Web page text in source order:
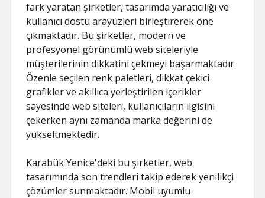
fark yaratan şirketler, tasarımda yaratıcılığı ve
kullanıcı dostu arayüzleri birleştirerek öne
çıkmaktadır. Bu şirketler, modern ve
profesyonel görünümlü web siteleriyle
müşterilerinin dikkatini çekmeyi başarmaktadır.
Özenle seçilen renk paletleri, dikkat çekici
grafikler ve akıllıca yerleştirilen içerikler
sayesinde web siteleri, kullanıcıların ilgisini
çekerken aynı zamanda marka değerini de
yükseltmektedir.
Karabük Yenice'deki bu şirketler, web
tasarımında son trendleri takip ederek yenilikçi
çözümler sunmaktadır. Mobil uyumlu